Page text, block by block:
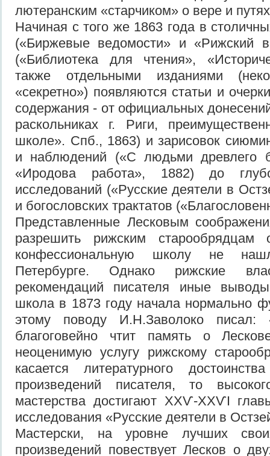
лютеранским «старчиком» о вере и
Начиная с того же 1863 года в
(«Биржевые ведомости» и «Рижский
(«Библиотека для чтения»,
также отдельными изданиями
«секретно») появляются статьи и
содержания - от официальных
раскольниках г. Риги,
школе». Спб., 1863) и зарисовок
и наблюдений («С людьми древлего
«Иродова работа», 1882) до
исследований («Русские деятели в
и богословских трактатов
Представленные Лесковым
разрешить рижским старообрядцам
конфессиональную школу не
Петербурге. Однако рижские
рекомендаций писателя иные
школа в 1873 году начала нормально
этому поводу И.Н.Заволоко писал:
благоговейно чтит память о
неоценимую услугу рижскому
касается литературного
произведений писателя, то
мастерства достигают ХХѴ-ХХѴІ
исследования «Русские деятели в
Мастерски, на уровне лучших
произведений повествует Лесков о